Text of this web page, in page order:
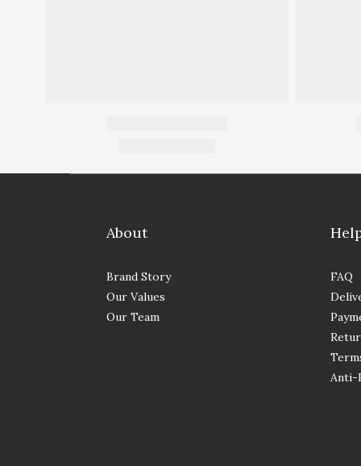
About
Brand Story
Our Values
Our Team
FAQ
Anti-